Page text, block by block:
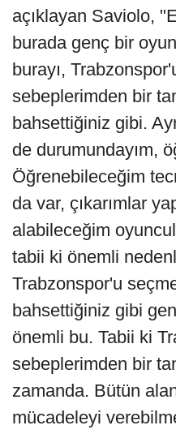
açıklayan Saviolo,
burada genç bir
burayı,
sebeplerimden bir
bahsettiğiniz gibi.
de durumundayım,
Öğrenebileceğim
da var, çıkarımlar
alabileceğim
tabii ki önemli
Trabzonspor'u
bahsettiğiniz gibi
önemli bu. Tabii ki
sebeplerimden bir
zamanda. Bütün
mücadeleyi